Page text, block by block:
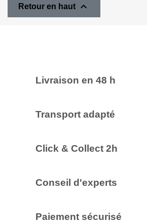
Retour en haut 
Livraison en 48 h
Transport adapté
Click & Collect 2h
Conseil d'experts
Paiement sécurisé